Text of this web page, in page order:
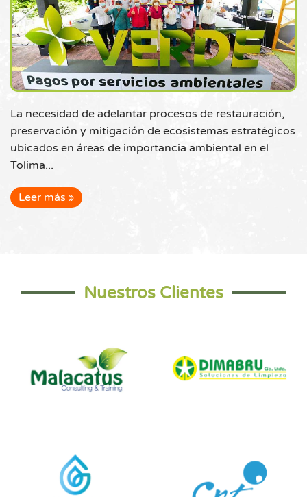
La necesidad de adelantar procesos de restauración,
preservación y mitigación de ecosistemas estratégicos
ubicados en áreas de importancia ambiental en el
Tolima...
Leer más
Nuestros Clientes